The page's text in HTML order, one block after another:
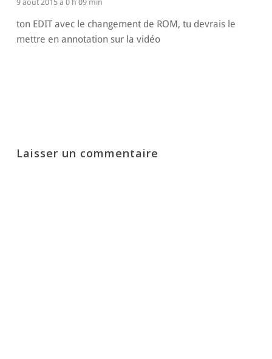
9 août 2015 à 0 h 09 min
ton EDIT avec le changement de ROM, tu devrais le
mettre en annotation sur la vidéo
Laisser un commentaire